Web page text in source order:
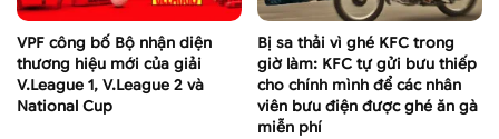
VPF công bố Bộ nhận diện
thương hiệu mới của giải
V.League 1, V.League 2 và
National Cup
Bị sa thải vì ghé KFC trong
giờ làm: KFC tự gửi bưu thiếp
cho chính mình để các nhân
viên bưu điện được ghé ăn gà
miễn phí